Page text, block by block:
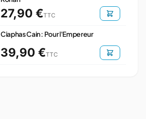
27,90 €TTC
Ciaphas Cain : Pour l'Empereur
39,90 €TTC